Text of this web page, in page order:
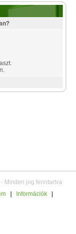
Minden jog fenntartva
Információk